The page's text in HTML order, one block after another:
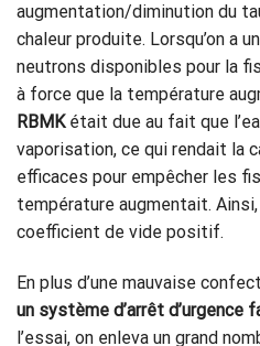
augmentation/diminution du
chaleur produite. Lorsqu’on a
neutrons disponibles pour la
à force que la température
RBMKétait due au fait que
vaporisation, ce qui rendait la
efficaces pour empêcher les
température augmentait.
coefficient de vide positif.
En plus d’une mauvaise
un système d’arrêt d’urgence
l’essai, on enleva un grand